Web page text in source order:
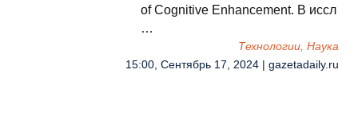
of Cognitive Enhancement. В иссл
…
Технологии, Наука
15:00, Сентябрь 17, 2024 | gazetadaily.ru